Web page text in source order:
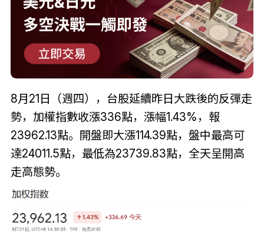
8月21日（週四），台股延續昨日大跌後的反彈走
勢，加權指數收漲336點，漲幅1.43%，報
23962.13點。開盤即大漲114.39點，盤中最高可
達24011.5點，最低為23739.83點，全天呈開高
走高態勢。